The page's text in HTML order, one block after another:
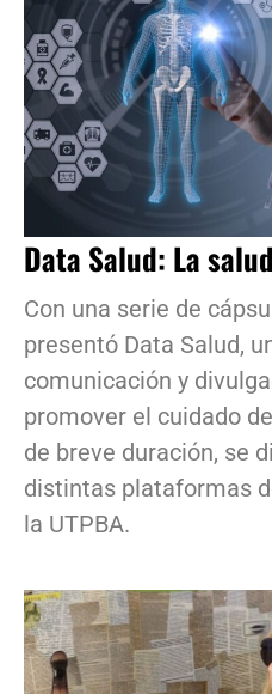
Data Salud: La
Con una serie de
presentó Data Salud,
comunicación y
promover el cuidado
de breve duración, se
distintas plataformas
la UTPBA.